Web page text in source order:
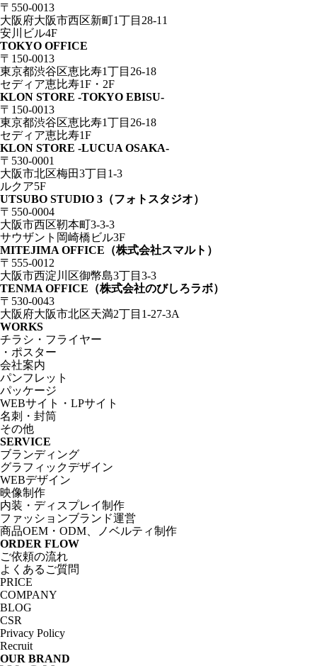
〒550-0013
大阪府大阪市西区新町1丁目28-11
安川ビル4F
TOKYO OFFICE
〒150-0013
東京都渋谷区恵比寿1丁目26-18
セディア恵比寿1F・2F
KLON STORE -TOKYO EBISU-
〒150-0013
東京都渋谷区恵比寿1丁目26-18
セディア恵比寿1F
KLON STORE -LUCUA OSAKA-
〒530-0001
大阪市北区梅田3丁目1-3
ルクア5F
UTSUBO STUDIO 3（フォトスタジオ）
〒550-0004
大阪市西区靭本町3-3-3
サウザント岡崎橋ビル3F
MITEJIMA OFFICE（株式会社スマルト）
〒555-0012
大阪市西淀川区御幣島3丁目3-3
TENMA OFFICE（株式会社のびしろラボ）
〒530-0043
大阪府大阪市北区天満2丁目1-27-3A
WORKS
チラシ・フライヤー
・ポスター
会社案内
パンフレット
パッケージ
WEBサイト・LPサイト
名刺・封筒
その他
SERVICE
ブランディング
グラフィックデザイン
WEBデザイン
映像制作
内装・ディスプレイ制作
ファッションブランド運営
商品OEM・ODM、ノベルティ制作
ORDER FLOW
ご依頼の流れ
よくあるご質問
PRICE
COMPANY
BLOG
CSR
Privacy Policy
Recruit
OUR BRAND